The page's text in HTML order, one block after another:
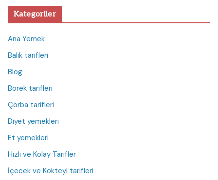
Kategoriler
Ana Yemek
Balık tarifleri
Blog
Börek tarifleri
Çorba tarifleri
Diyet yemekleri
Et yemekleri
Hızlı ve Kolay Tarifler
İçecek ve Kokteyl tarifleri